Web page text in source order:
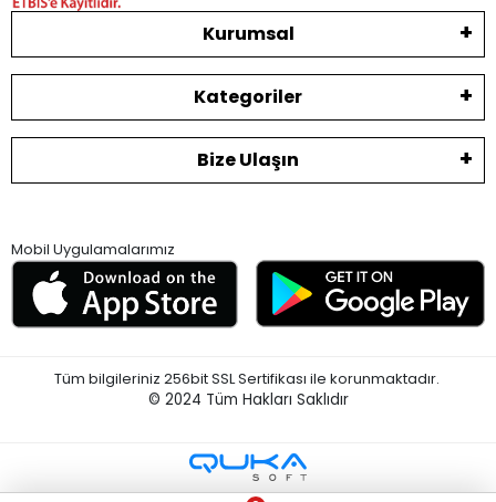
Kurumsal
Kategoriler
Bize Ulaşın
Mobil Uygulamalarımız
Tüm bilgileriniz 256bit SSL Sertifikası ile korunmaktadır.
© 2024 Tüm Hakları Saklıdır